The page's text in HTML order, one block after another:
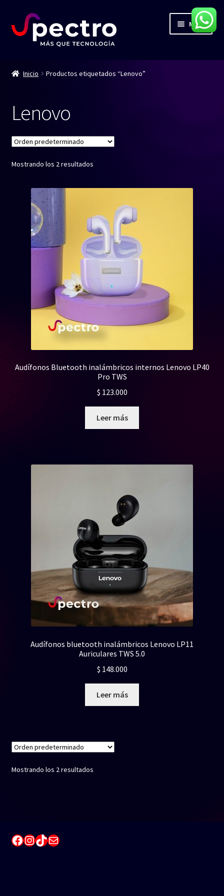
a
al
contenido
Menú
Productos
Contacto
Blog
Inicio Productos etiquetados “Lenovo”
Lenovo
Mostrando los 2 resultados
Audífonos Bluetooth inalámbricos internos Lenovo LP40
Pro TWS
$ 123.000
Leer más
Audífonos bluetooth inalámbricos Lenovo LP11
Auriculares TWS 5.0
$ 148.000
Leer más
Mostrando los 2 resultados
Facebook
Instagram
TikTok
Correo electrónico